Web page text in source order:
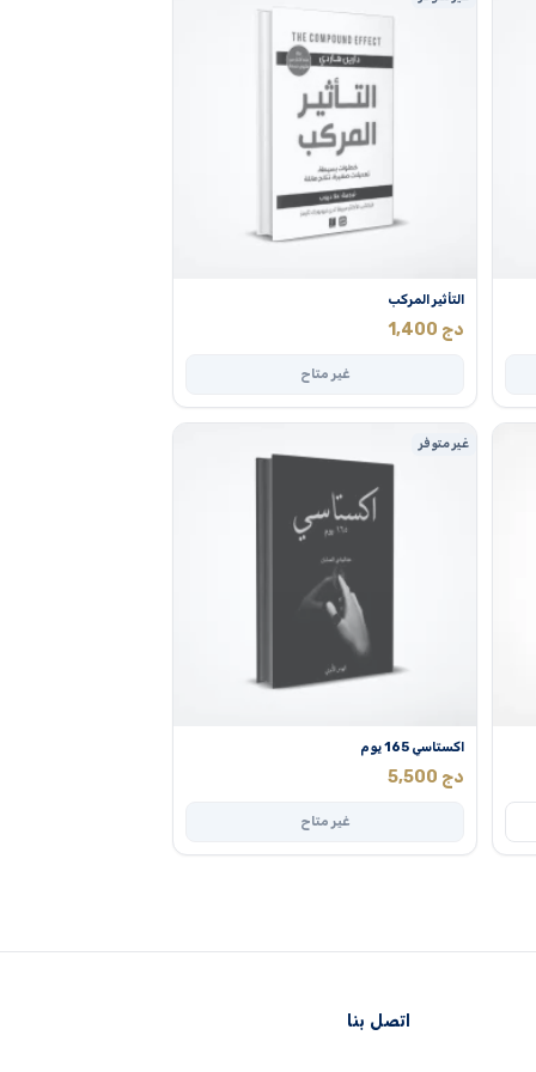
التأثير المركب
1,400 دج
غير متاح
غير متوفر
اكستاسي 165 يوم
5,500 دج
غير متاح
اتصل بنا